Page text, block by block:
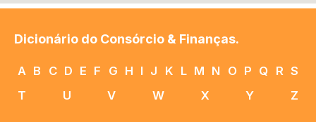
Dicionário do Consórcio & Finanças.
A B C D E F G H I J K L M N O P Q R S
T
U V W X Y Z